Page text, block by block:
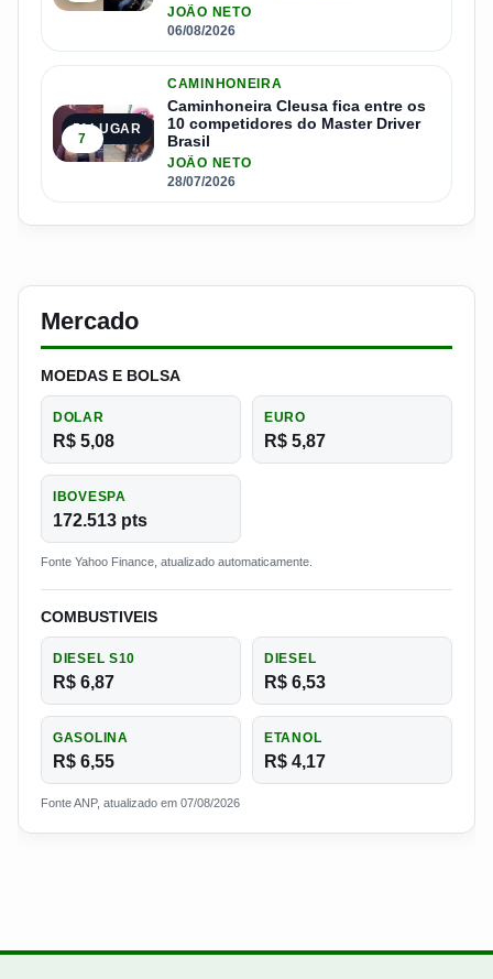
JOÃO NETO
06/08/2026
5º LUGAR
7
CAMINHONEIRA
Caminhoneira Cleusa fica entre os
10 competidores do Master Driver
Brasil
JOÃO NETO
28/07/2026
Mercado
MOEDAS E BOLSA
DOLAR
R$ 5,08
EURO
R$ 5,87
IBOVESPA
172.513 pts
Fonte Yahoo Finance, atualizado automaticamente.
COMBUSTIVEIS
DIESEL S10
R$ 6,87
DIESEL
R$ 6,53
GASOLINA
R$ 6,55
ETANOL
R$ 4,17
Fonte ANP, atualizado em 07/08/2026